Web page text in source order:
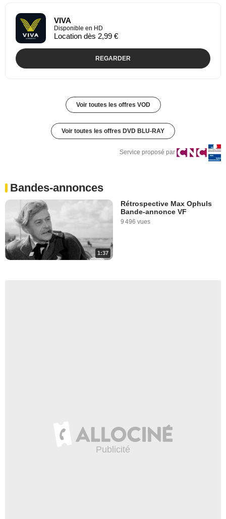
VIVA
Disponible en HD
Location dès 2,99 €
REGARDER
Voir toutes les offres VOD
Voir toutes les offres DVD BLU-RAY
Service proposé par
Bandes-annonces
1:37
Rétrospective Max Ophuls
Bande-annonce VF
9 496 vues